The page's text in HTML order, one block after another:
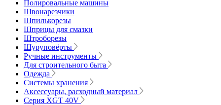
Полировальные машины
Швонарезчики
Шпилькорезы
Шприцы для смазки
Штроборезы
Шуруповёрты
Ручные инструменты
Для строительного быта
Одежда
Системы хранения
Аксессуары, расходный материал
Серия XGT 40V